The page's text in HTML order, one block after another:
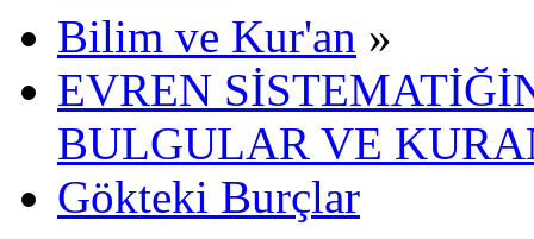
Bilim ve Kur'an »
EVREN
BULGULAR VE
Gökteki Burçlar